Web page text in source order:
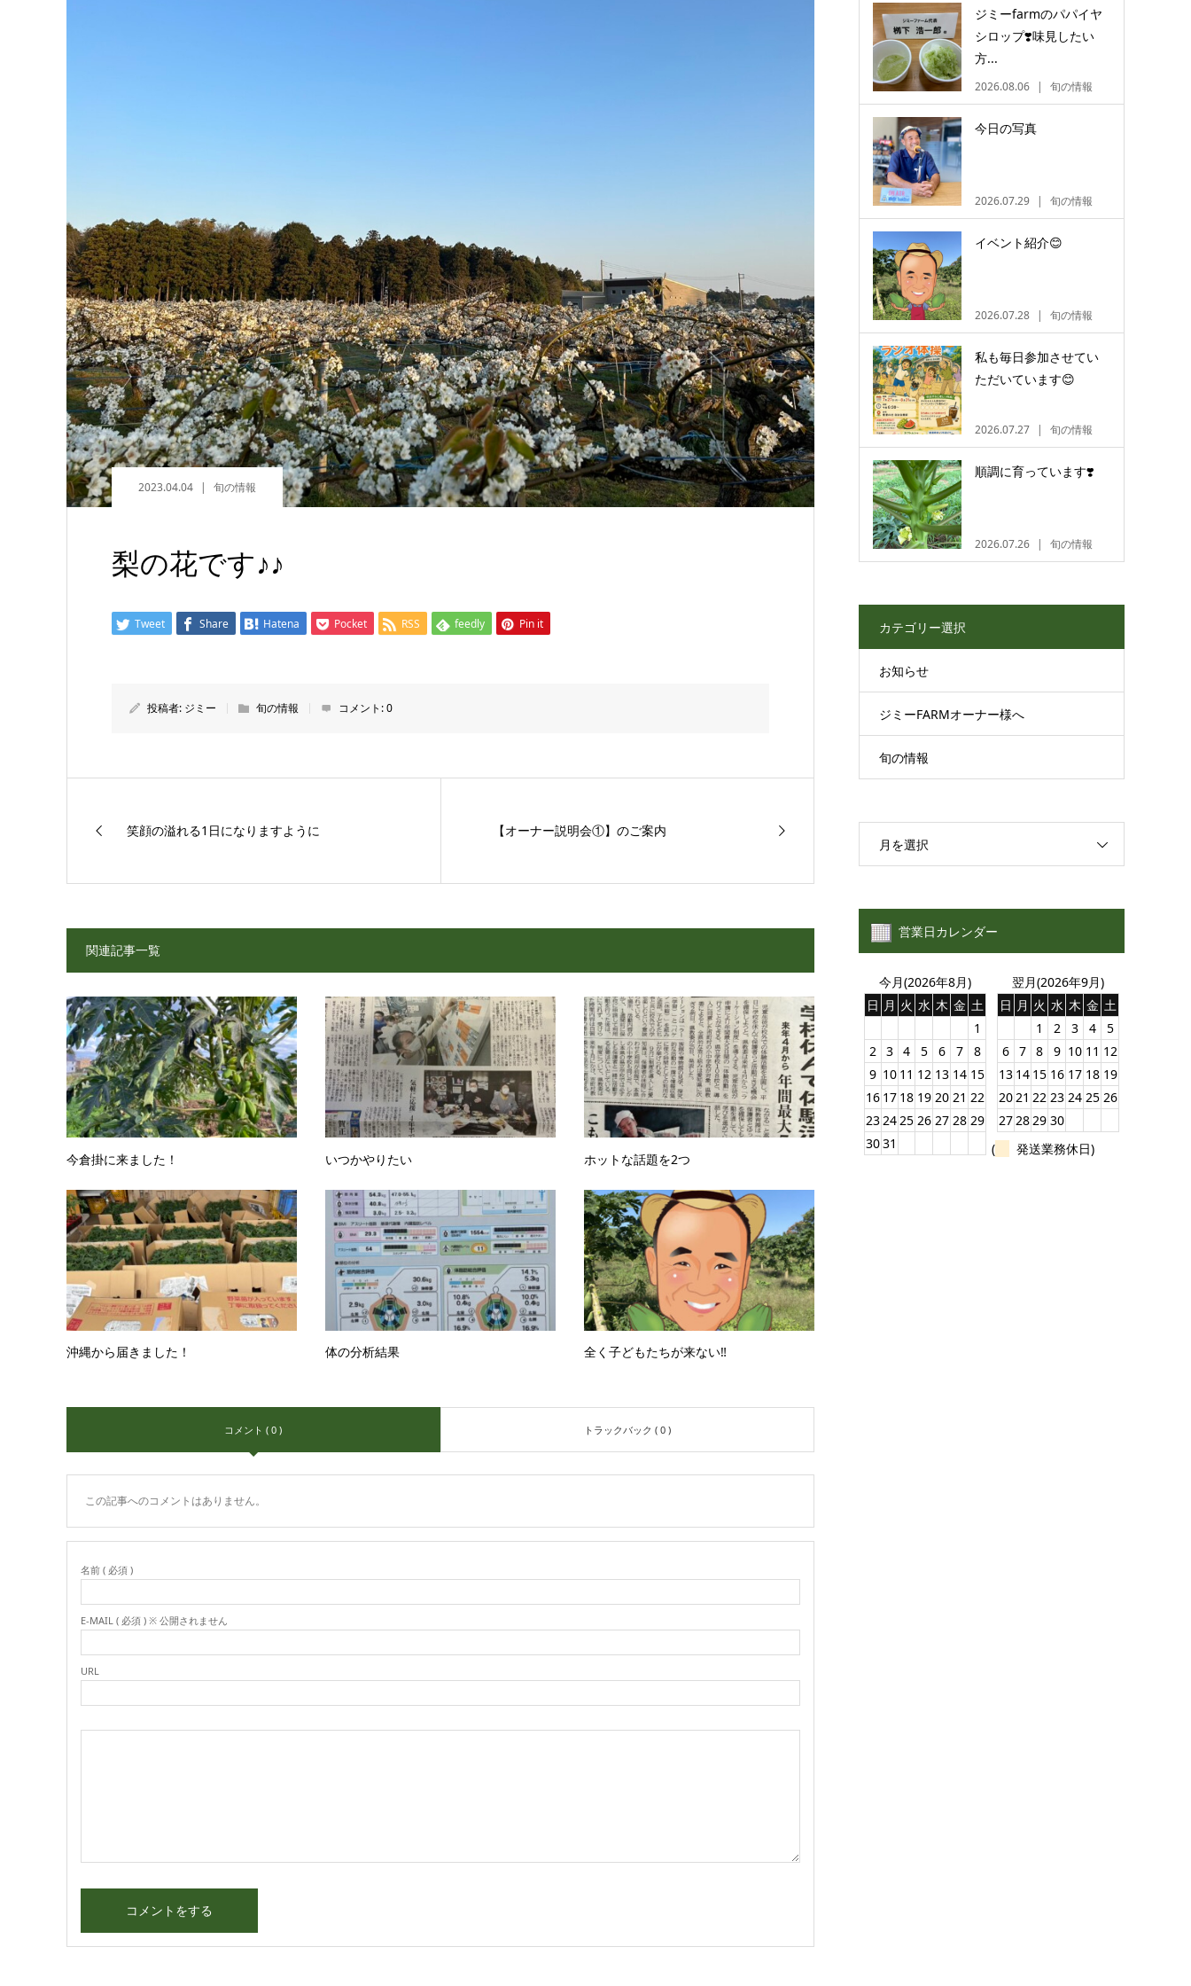
2023.04.04 旬の情報
梨の花です♪♪
Tweet Share Hatena Pocket RSS feedly Pin it
投稿者: ジミー 旬の情報 コメント:0
笑顔の溢れる1日になりますように 【オーナー説明会①】のご案内
関連記事一覧
今倉掛に来ました！ いつかやりたい ホットな話題を2つ
沖縄から届きました！ 体の分析結果 全く子どもたちが来ない‼️
コメント ( 0 ) トラックバック ( 0 )
この記事へのコメントはありません。
名前 ( 必須 )
E-MAIL ( 必須 ) ※ 公開されません
URL
ジミーfarmのパパイヤ
シロップ❣️味見したい
方...
2026.08.06 旬の情報
今日の写真
2026.07.29 旬の情報
イベント紹介😊
2026.07.28 旬の情報
私も毎日参加させてい
ただいています😊
2026.07.27 旬の情報
順調に育っています❣️
2026.07.26 旬の情報
カテゴリー選択
お知らせ
ジミーFARMオーナー様へ
旬の情報
月を選択
営業日カレンダー
今月(2026年8月)
日 月 火 水 木 金 土
1
2 3 4 5 6 7
8
9 10 11 12 13 14 15
16 17 18 19 20 21 22
232425 26 27 28 29
3031
翌月(2026年9月)
日 月 火 水 木 金 土
1
2 3 4
5
6 7 8 9 10 11 12
13 14 15 16 17 18 19
2021 22 23 24 25 26
272829 30
(
発送業務休日)